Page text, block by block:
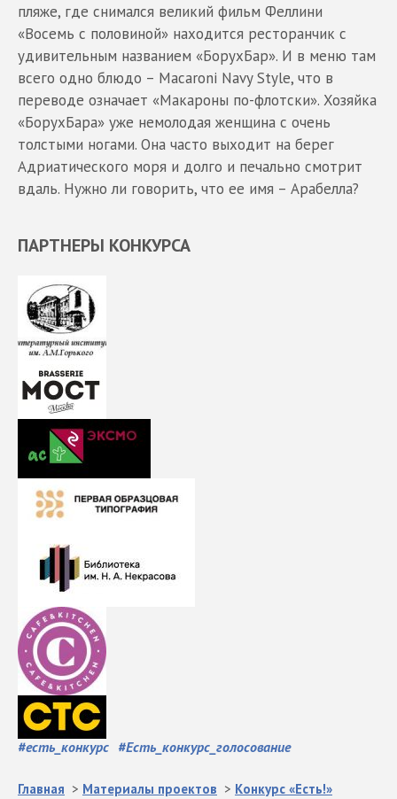
пляже, где снимался великий фильм Феллини
«Восемь с половиной» находится ресторанчик с
удивительным названием «БорухБар». И в меню там
всего одно блюдо – Macaroni Navy Style, что в
переводе означает «Макароны по-флотски». Хозяйка
«БорухБара» уже немолодая женщина с очень
толстыми ногами. Она часто выходит на берег
Адриатического моря и долго и печально смотрит
вдаль. Нужно ли говорить, что ее имя – Арабелла?
ПАРТНЕРЫ КОНКУРСА
#есть_конкурс #Есть_конкурс_голосование
Главная > Материалы проектов > Конкурс «Есть!»